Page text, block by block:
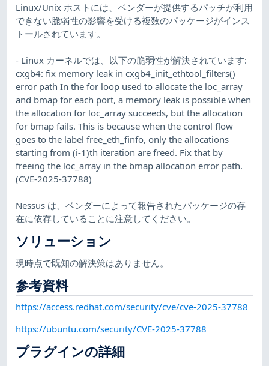
Linux/Unix ホストには、ベンダーが提供するパッチが利用
できない脆弱性の影響を受ける複数のパッケージがインス
トールされています。
- Linux カーネルでは、以下の脆弱性が解決されています:
cxgb4: fix memory leak in cxgb4_init_ethtool_filters()
error path In the for loop used to allocate the loc_array
and bmap for each port, a memory leak is possible when
the allocation for loc_array succeeds, but the allocation
for bmap fails. This is because when the control flow
goes to the label free_eth_finfo, only the allocations
starting from (i-1)th iteration are freed. Fix that by
freeing the loc_array in the bmap allocation error path.
(CVE-2025-37788)
Nessus は、ベンダーによって報告されたパッケージの存
在に依存していることに注意してください。
ソリューション
現時点で既知の解決策はありません。
参考資料
https://access.redhat.com/security/cve/cve-2025-37788
https://ubuntu.com/security/CVE-2025-37788
プラグインの詳細